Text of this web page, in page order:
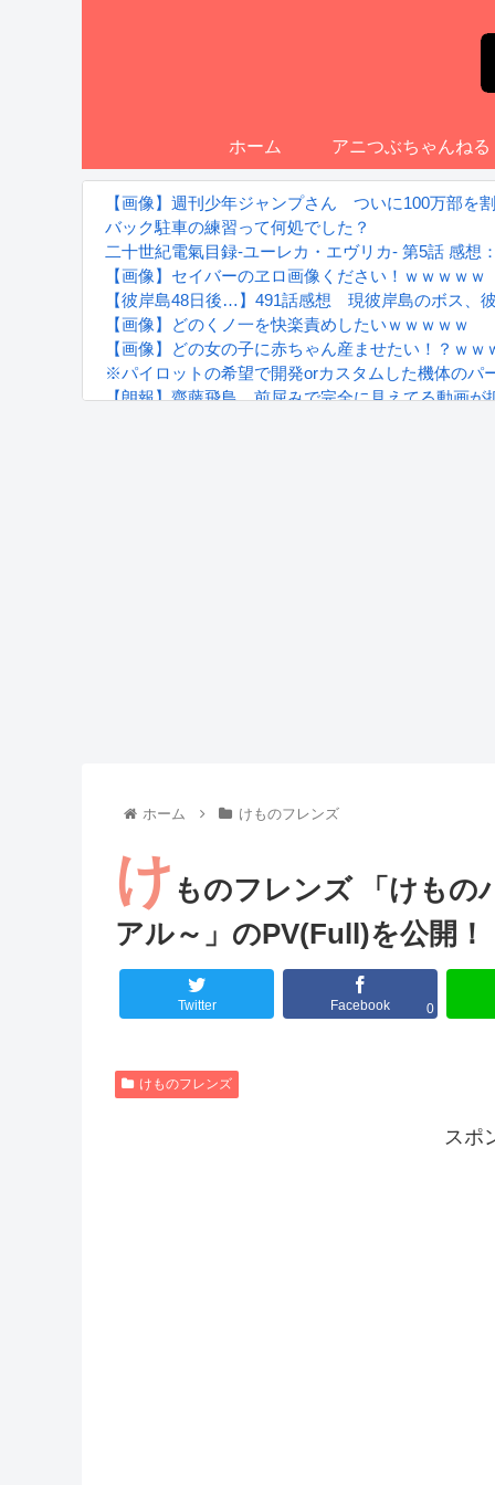
ホーム アニつぶちゃんねる
【画像】週刊少年ジャンプさん ついに100万部を
バック駐車の練習って何処でした？
二十世紀電氣目録-ユーレカ・エヴリカ- 第5話 感想
【画像】セイバーのヱロ画像ください！ｗｗｗｗｗ
【彼岸島48日後…】491話感想 現彼岸島のボス、
【画像】どのくノ一を快楽責めしたいｗｗｗｗｗ
【画像】どの女の子に赤ちゃん産ませたい！？ｗｗ
※パイロットの希望で開発orカスタムした機体のパ
【朗報】齋藤飛鳥、前屈みで完全に見えてる動画
ホーム けものフレンズ
け ものフレンズ 「けもの
アル～」のPV(Full)を公開！
Twitter Facebook 0
けものフレンズ
スポ